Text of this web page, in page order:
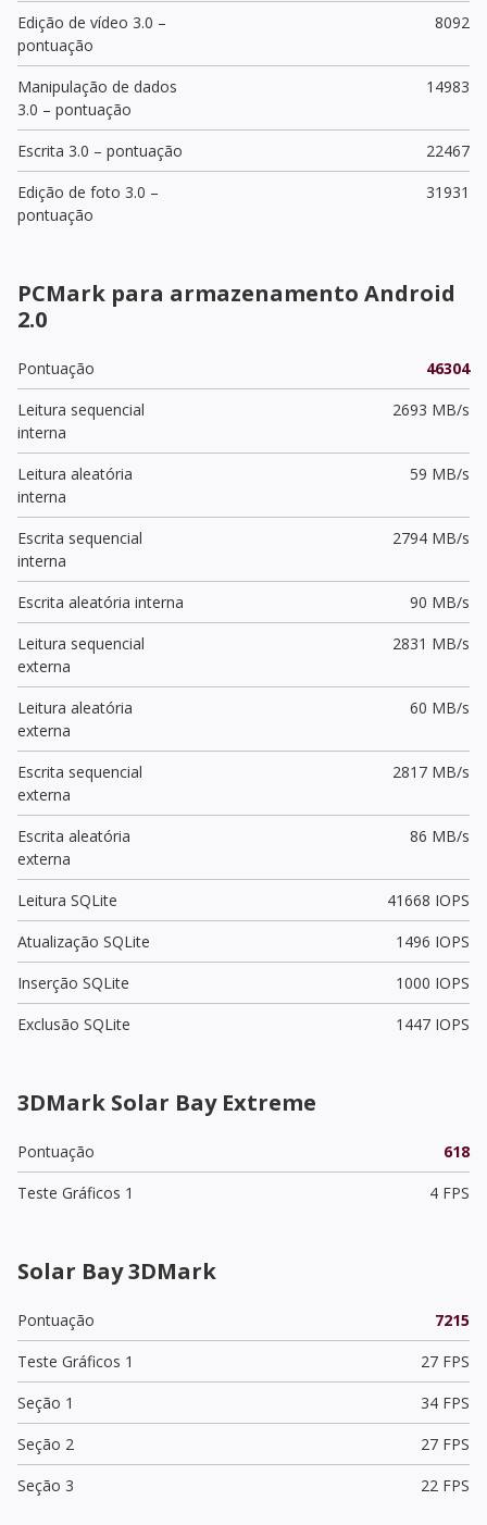
Edição de vídeo 3.0 –
pontuação
8092
Manipulação de dados
3.0 – pontuação
14983
Escrita 3.0 – pontuação
22467
Edição de foto 3.0 –
pontuação
31931
PCMark para armazenamento Android
2.0
Pontuação
46304
Leitura sequencial
interna
2693 MB/s
Leitura aleatória
interna
59 MB/s
Escrita sequencial
interna
2794 MB/s
Escrita aleatória interna
90 MB/s
Leitura sequencial
externa
2831 MB/s
Leitura aleatória
externa
60 MB/s
Escrita sequencial
externa
2817 MB/s
Escrita aleatória
externa
86 MB/s
Leitura SQLite
41668 IOPS
Atualização SQLite
1496 IOPS
Inserção SQLite
1000 IOPS
Exclusão SQLite
1447 IOPS
3DMark Solar Bay Extreme
Pontuação
618
Teste Gráficos 1
4 FPS
Solar Bay 3DMark
Pontuação
7215
Teste Gráficos 1
27 FPS
Seção 1
34 FPS
Seção 2
27 FPS
Seção 3
22 FPS